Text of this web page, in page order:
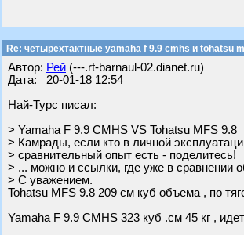
Re: четырехтактные yamaha f 9.9 cmhs и tohatsu
Автор: Рей (---.rt-barnaul-02.dianet.ru)
Дата: 20-01-18 12:54
Най-Турс писал:
> Yamaha F 9.9 CMHS VS Tohatsu MFS 9.8
> Камрады, если кто в личной
> сравнительный опыт есть - поделитесь!
> ... можно и ссылки, где уже в сравнении
> С уважением.
Tohatsu MFS 9.8 209 см куб объема , по
Yamaha F 9.9 CMHS 323 куб .см 45 кг ,